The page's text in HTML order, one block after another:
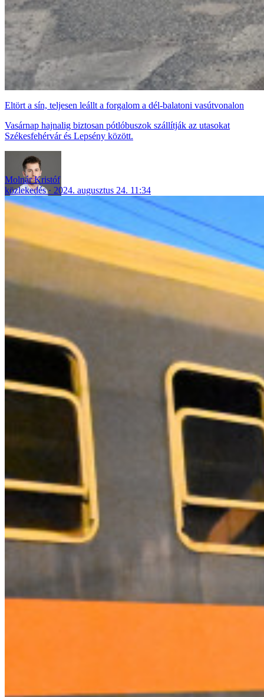
Eltört a sín, teljesen leállt a forgalom a dél-balatoni vasútvonalon
Vasárnap hajnalig biztosan pótlóbuszok szállítják az utasokat
Székesfehérvár és Lepsény között.
Molnár Kristóf
közlekedés
2024. augusztus 24. 11:34